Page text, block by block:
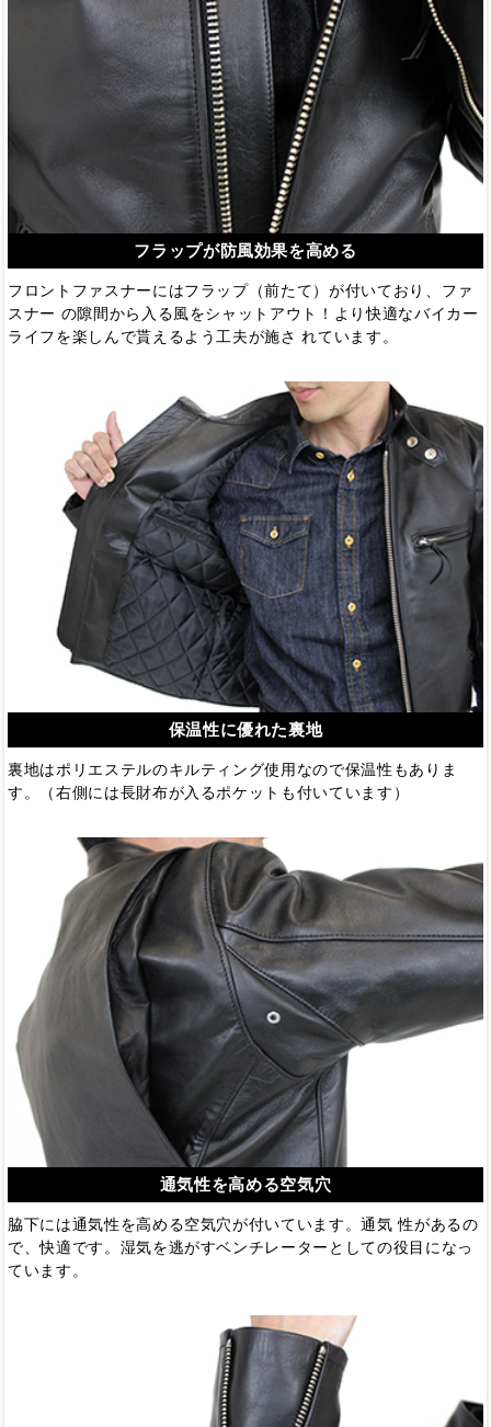
フラップが防風効果を高める
フロントファスナーにはフラップ（前たて）が付いており、ファ
スナー の隙間から入る風をシャットアウト！より快適なバイカー
ライフを楽しんで貰えるよう工夫が施さ れています。
保温性に優れた裏地
裏地はポリエステルのキルティング使用なので保温性もありま
す。（右側には長財布が入るポケットも付いています）
通気性を高める空気穴
脇下には通気性を高める空気穴が付いています。通気 性があるの
で、快適です。湿気を逃がすベンチレーターとしての役目になっ
ています。